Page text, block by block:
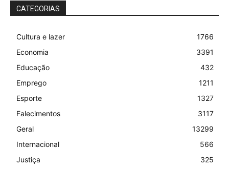
CATEGORIAS
Cultura e lazer
1766
Economia
3391
Educação
432
Emprego
1211
Esporte
1327
Falecimentos
3117
Geral
13299
Internacional
566
Justiça
325